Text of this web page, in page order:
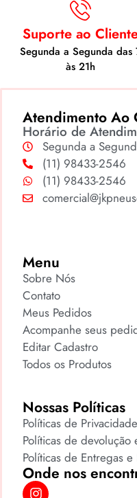
Suporte ao
Segunda a Segunda das
às 21h
Atendimento Ao
Horário de
Segunda a
(11) 98433-2546
(11) 98433-2546
Menu
Sobre Nós
Contato
Meus Pedidos
Acompanhe seus
Editar Cadastro
Todos os Produtos
Nossas Políticas
Políticas de Privacidade
Políticas de devolução
Políticas de Entregas e
Onde nos